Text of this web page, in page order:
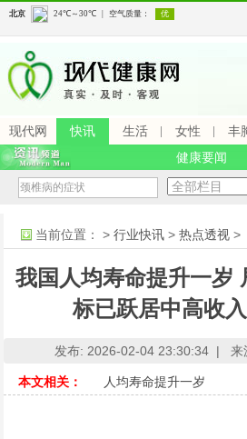
现代网 快讯 生活 女性 丰
健康要闻
当前位置： >行业快讯 >热点透视 >
我国人均寿命提升一岁
标已跃居中高收
发布: 2026-02-04 23:30:34 | 来
本文相关： 人均寿命提升一岁